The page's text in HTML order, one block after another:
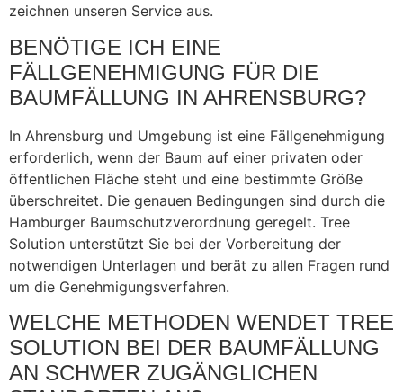
zeichnen unseren Service aus.
BENÖTIGE ICH EINE
FÄLLGENEHMIGUNG FÜR DIE
BAUMFÄLLUNG IN AHRENSBURG?
In Ahrensburg und Umgebung ist eine Fällgenehmigung
erforderlich, wenn der Baum auf einer privaten oder
öffentlichen Fläche steht und eine bestimmte Größe
überschreitet. Die genauen Bedingungen sind durch die
Hamburger Baumschutzverordnung geregelt. Tree
Solution unterstützt Sie bei der Vorbereitung der
notwendigen Unterlagen und berät zu allen Fragen rund
um die Genehmigungsverfahren.
WELCHE METHODEN WENDET TREE
SOLUTION BEI DER BAUMFÄLLUNG
AN SCHWER ZUGÄNGLICHEN